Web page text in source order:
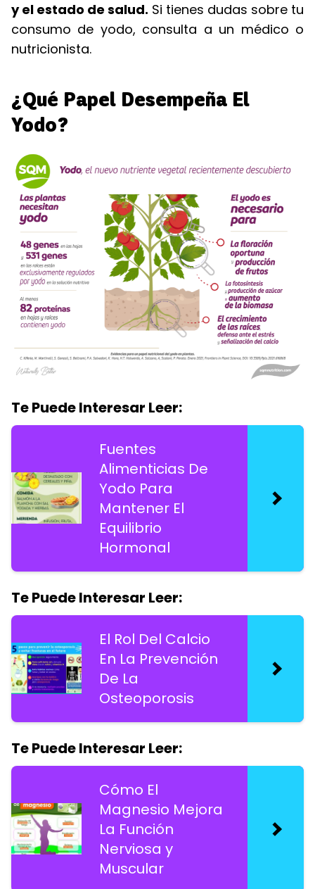
y el estado de salud. Si tienes dudas sobre tu
consumo de yodo, consulta a un médico o
nutricionista.
¿Qué Papel Desempeña El
Yodo?
Te Puede Interesar Leer:
Fuentes
Alimenticias De
Yodo Para
Mantener El
Equilibrio
Hormonal
Te Puede Interesar Leer:
El Rol Del Calcio
En La Prevención
De La
Osteoporosis
Te Puede Interesar Leer:
Cómo El
Magnesio Mejora
La Función
Nerviosa y
Muscular